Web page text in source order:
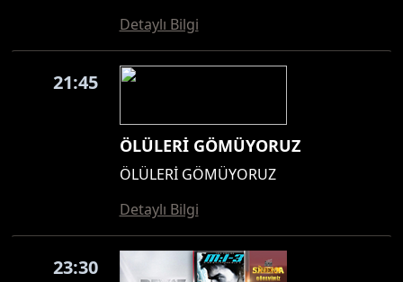
Detaylı Bilgi
21:45
ÖLÜLERİ GÖMÜYORUZ
ÖLÜLERİ GÖMÜYORUZ
Detaylı Bilgi
23:30